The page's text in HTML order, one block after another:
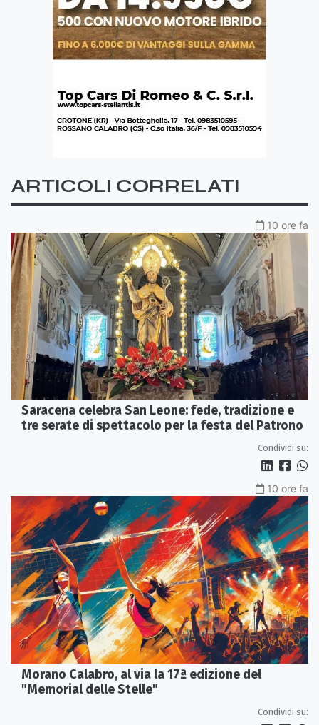
ARTICOLI CORRELATI
10 ore fa
Saracena celebra San Leone: fede, tradizione e
tre serate di spettacolo per la festa del Patrono
Condividi su:
10 ore fa
Morano Calabro, al via la 17ª edizione del
"Memorial delle Stelle"
Condividi su: